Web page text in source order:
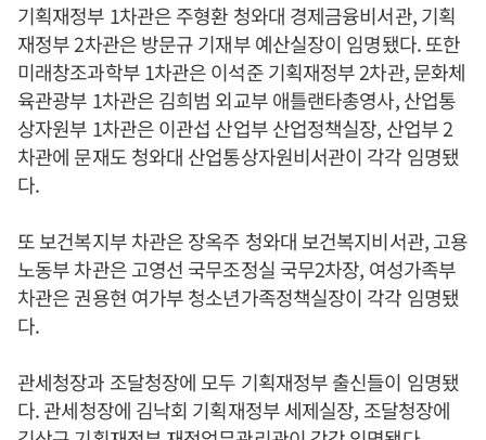
기획재정부 1차관은 주형환 청와대 경제금융비서관, 기획
재정부 2차관은 방문규 기재부 예산실장이 임명됐다. 또한
미래창조과학부 1차관은 이석준 기획재정부 2차관, 문화체
육관광부 1차관은 김희범 외교부 애틀랜타총영사, 산업통
상자원부 1차관은 이관섭 산업부 산업정책실장, 산업부 2
차관에 문재도 청와대 산업통상자원비서관이 각각 임명됐
다.
또 보건복지부 차관은 장옥주 청와대 보건복지비서관, 고용
노동부 차관은 고영선 국무조정실 국무2차장, 여성가족부
차관은 권용현 여가부 청소년가족정책실장이 각각 임명됐
다.
관세청장과 조달청장에 모두 기획재정부 출신들이 임명됐
다. 관세청장에 김낙회 기획재정부 세제실장, 조달청장에